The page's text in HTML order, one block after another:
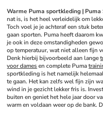
Warme Puma sportkleding |
nat is, is het heel verleidelijk om
Toch voel je je achteraf een stuk
gaan sporten. Puma heeft daarom
je ook in deze omstandigheden
op temperatuur, wat niet alleen fijn
Denk hierbij bijvoorbeeld aan lange
voor dames en complete Puma
sportkleding is het namelijk
te gaan. Het kan zelfs wel fijn zijn
wind in je gezicht lekker fris is.
buiten en geniet het hele jaar door
warm en voldaan weer op de bank.